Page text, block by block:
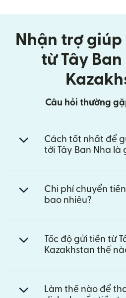
Nhận trợ
từ Tây
Câu hỏi thường
Cách tốt nhất để
tới Tây Ban Nha là
Chi phí chuyển
bao nhiêu?
Tốc độ gửi tiền từ
Kazakhstan thế
Làm thế nào để